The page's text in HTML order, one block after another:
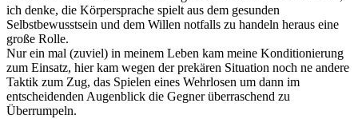
ich denke, die Körpersprache spielt aus dem gesunden
Selbstbewusstsein und dem Willen notfalls zu handeln heraus eine
große Rolle.
Nur ein mal (zuviel) in meinem Leben kam meine Konditionierung
zum Einsatz, hier kam wegen der prekären Situation noch ne andere
Taktik zum Zug, das Spielen eines Wehrlosen um dann im
entscheidenden Augenblick die Gegner überraschend zu
Überrumpeln.